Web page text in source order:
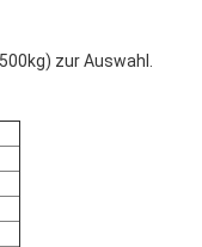
zur Auswahl.